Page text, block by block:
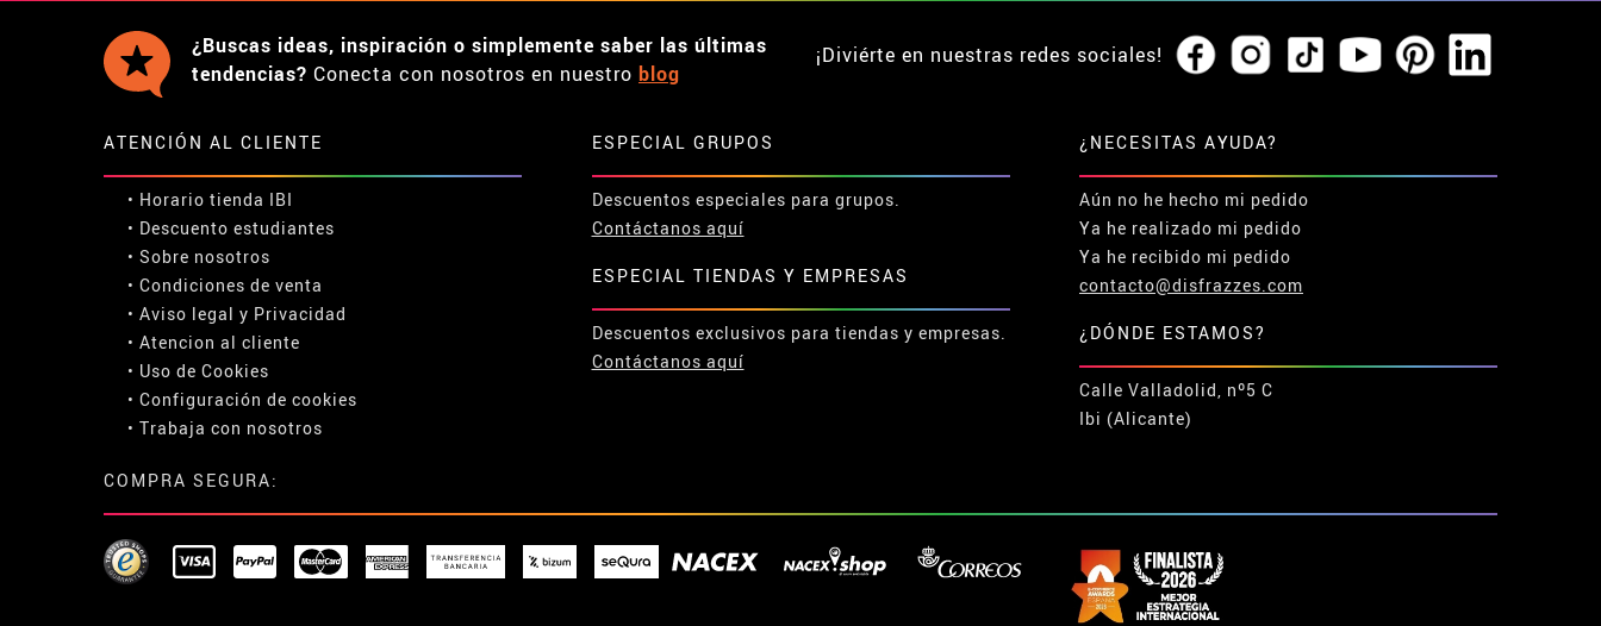
¿Buscas ideas, inspiración o simplemente saber las últimas
tendencias? Conecta con nosotros en nuestro blog
¡Diviérte en nuestras redes sociales!
ATENCIÓN AL CLIENTE
• Horario tienda IBI
• Descuento estudiantes
• Sobre nosotros
• Condiciones de venta
• Aviso legal y Privacidad
• Atencion al cliente
• Uso de Cookies
• Configuración de cookies
• Trabaja con nosotros
ESPECIAL GRUPOS
Descuentos especiales para grupos.
Contáctanos aquí
ESPECIAL TIENDAS Y EMPRESAS
Descuentos exclusivos para tiendas y empresas.
Contáctanos aquí
¿NECESITAS AYUDA?
Aún no he hecho mi pedido
Ya he realizado mi pedido
Ya he recibido mi pedido
contacto@disfrazzes.com
¿DÓNDE ESTAMOS?
Calle Valladolid, nº5 C
Ibi (Alicante)
COMPRA SEGURA: